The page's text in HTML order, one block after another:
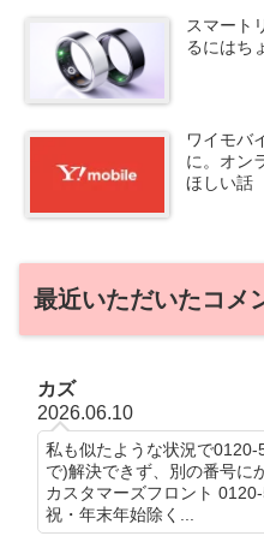
スマート
るにはち
ワイモバ
に。オン
ほしい話
最近いただいたコメ
カズ
2026.06.10
私も似たような状況で
で)解決できず、別の番号に
カスタマーズフロント
祝・年末年始除く...